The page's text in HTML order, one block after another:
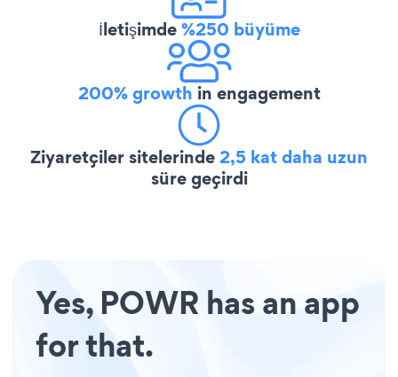
İletişimde%250 büyüme
200% growth in engagement
Ziyaretçiler sitelerinde2,5 kat daha uzun
süre geçirdi
Yes, POWR has an app
for that.